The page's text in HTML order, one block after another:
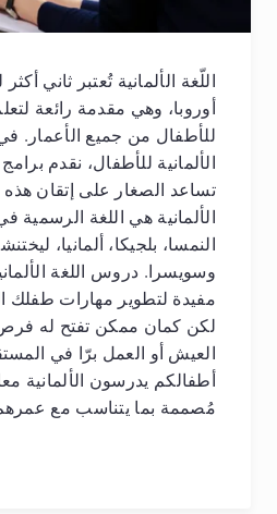
اللّغة الألمانية تُعتبر ثاني
أوروبا، وهي مقدمة رائعة
للأطفال من جميع الأعمار.
الألمانية للأطفال، نقدم
تساعد الصغار على إتقان هذه
الألمانية هي اللغة
النمسا، بلجيكا، ألمانيا،
وسويسرا. دروس اللغة
مفيدة لتطوير مهارات طفلك
لكن كمان ممكن تفتح له فرص
العيش أو العمل برّا في
أطفالكم يدرسون الألمانية
مُصممة بما يتناسب مع